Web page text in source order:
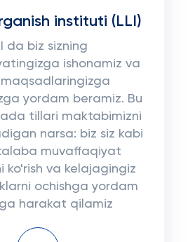
instituti (LLI)
da biz sizning
ishonamiz va
maqsadlaringizga
yordam beramiz. Bu
tillari maktabimizni
narsa: biz siz kabi
muvaffaqiyat
ko'rish va kelajagingiz
ochishga yordam
harakat qilamiz